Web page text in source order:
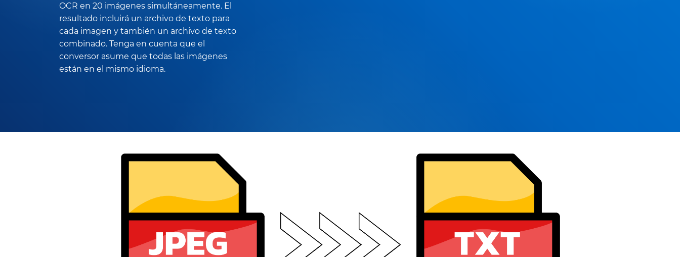
OCR en 20 imágenes simultáneamente. El
resultado incluirá un archivo de texto para
cada imagen y también un archivo de texto
combinado. Tenga en cuenta que el
conversor asume que todas las imágenes
están en el mismo idioma.